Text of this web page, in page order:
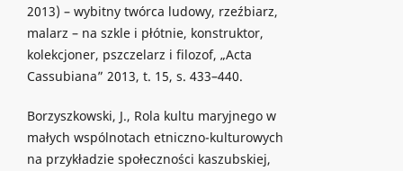
2013) – wybitny twórca ludowy, rzeźbiarz,
malarz – na szkle i płótnie, konstruktor,
kolekcjoner, pszczelarz i filozof, „Acta
Cassubiana” 2013, t. 15, s. 433–440.
Borzyszkowski, J., Rola kultu maryjnego w
małych wspólnotach etniczno-kulturowych
na przykładzie społeczności kaszubskiej,